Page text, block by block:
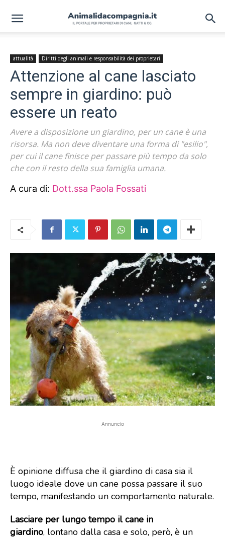
attualità Diritti degli animali e responsabilità dei proprietari
Attenzione al cane lasciato
sempre in giardino: può
essere un reato
Avere a disposizione un giardino, per un cane è una
risorsa. Ma non deve diventare una forma di "esilio",
per cui il cane finisce per passare più tempo da solo
che con il resto della sua famiglia umana.
A cura di: Dott.ssa Paola Fossati
Annuncio
È opinione diffusa che il giardino di casa sia il
luogo ideale dove un cane possa passare il suo
tempo, manifestando un comportamento naturale.
Lasciare per lungo tempo il cane in
giardino, lontano dalla casa e solo, però, è un